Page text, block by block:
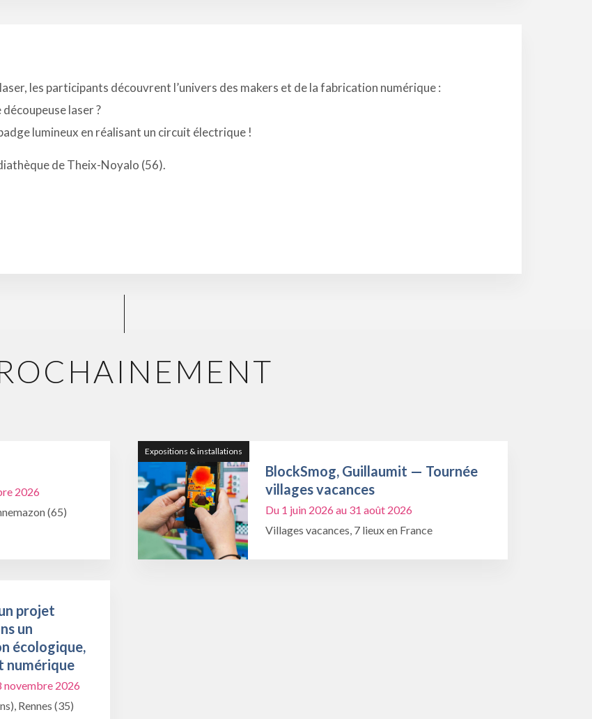
les participants découvrent l’univers des makers et de la fabrication numérique :
découpeuse laser ?
lumineux en réalisant un circuit électrique !
de Theix-Noyalo (56).
2026
(65)
Expositions & installations
BlockSmog, Guillaumit — Tournée
villages vacances
Du 1 juin 2026 au 31 août 2026
Villages vacances, 7 lieux en France
projet
un
écologique,
numérique
novembre 2026
Rennes (35)